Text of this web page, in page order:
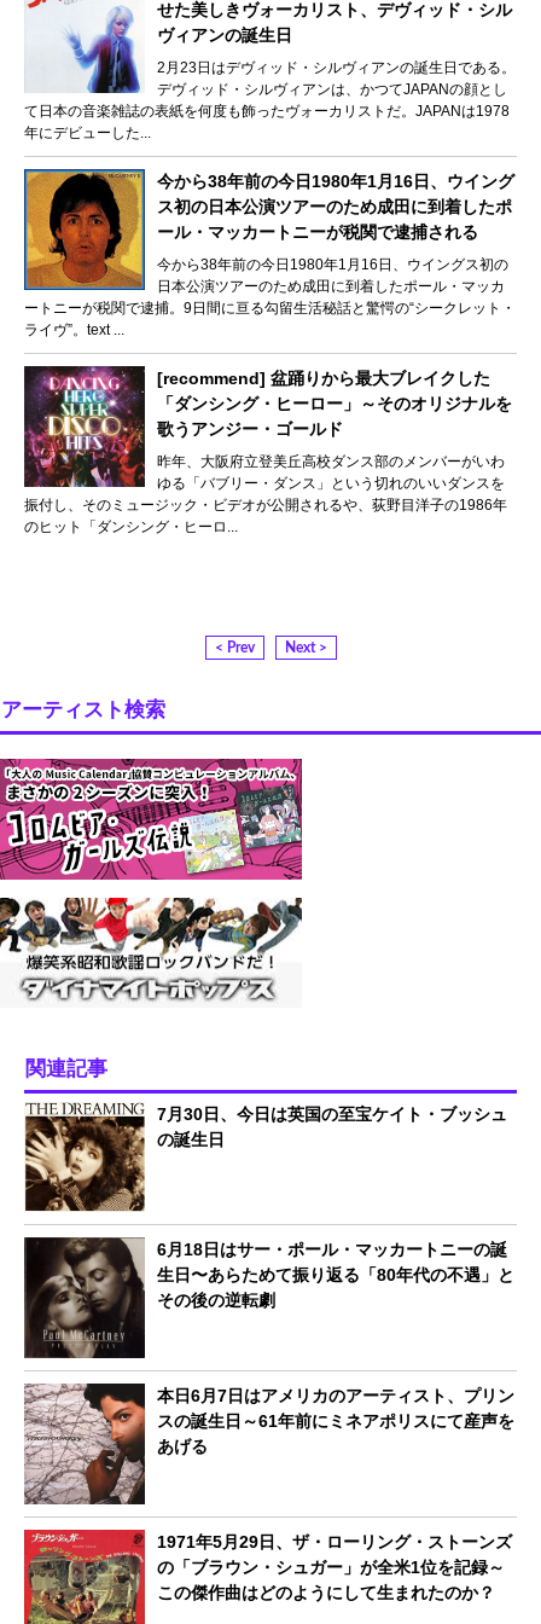
せた美しきヴォーカリスト、デヴィッド・シル
ヴィアンの誕生日
2月23日はデヴィッド・シルヴィアンの誕生日である。
デヴィッド・シルヴィアンは、かつてJAPANの顔とし
て日本の音楽雑誌の表紙を何度も飾ったヴォーカリストだ。JAPANは1978
年にデビューした...
今から38年前の今日1980年1月16日、ウイング
ス初の日本公演ツアーのため成田に到着したポ
ール・マッカートニーが税関で逮捕される
今から38年前の今日1980年1月16日、ウイングス初の
日本公演ツアーのため成田に到着したポール・マッカ
ートニーが税関で逮捕。9日間に亘る勾留生活秘話と驚愕の“シークレット・
ライヴ”。text ...
[recommend] 盆踊りから最大ブレイクした
「ダンシング・ヒーロー」～そのオリジナルを
歌うアンジー・ゴールド
昨年、大阪府立登美丘高校ダンス部のメンバーがいわ
ゆる「バブリー・ダンス」という切れのいいダンスを
振付し、そのミュージック・ビデオが公開されるや、荻野目洋子の1986年
のヒット「ダンシング・ヒーロ...
< Prev Next >
アーティスト検索
関連記事
7月30日、今日は英国の至宝ケイト・ブッシュ
の誕生日
6月18日はサー・ポール・マッカートニーの誕
生日〜あらためて振り返る「80年代の不遇」と
その後の逆転劇
本日6月7日はアメリカのアーティスト、プリン
スの誕生日～61年前にミネアポリスにて産声を
あげる
1971年5月29日、ザ・ローリング・ストーンズ
の「ブラウン・シュガー」が全米1位を記録～
この傑作曲はどのようにして生まれたのか？